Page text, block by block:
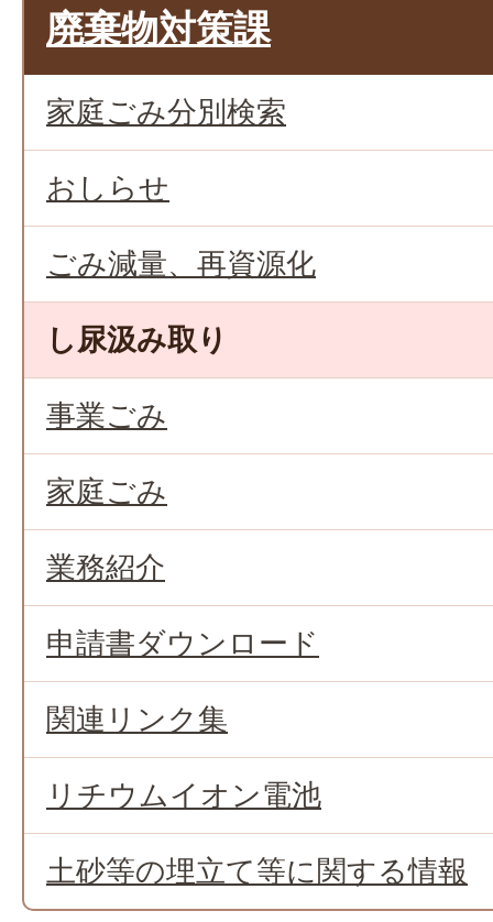
廃棄物対策課
家庭ごみ分別検索
おしらせ
ごみ減量、再資源化
し尿汲み取り
事業ごみ
家庭ごみ
業務紹介
申請書ダウンロード
関連リンク集
リチウムイオン電池
土砂等の埋立て等に関する情報